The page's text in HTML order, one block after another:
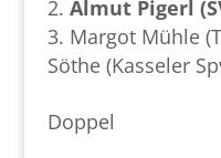
Almut Pigerl
Margot Mühle
Söthe (Kasseler
Doppel